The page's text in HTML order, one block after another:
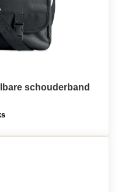
schouderband